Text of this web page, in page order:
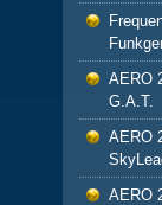
AERO
G.A.T.
AERO
AERO